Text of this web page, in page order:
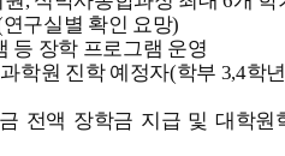
구실별 확인 요망)
등 장학 프로그램 운영
학원 진학 예정자(학부 3,4학
전액 장학금 지급 및 대학원